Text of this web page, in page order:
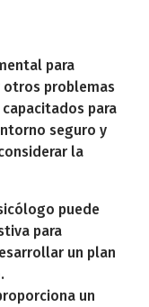
para
otros problemas
para
seguro y
la
puede
para
un plan
un